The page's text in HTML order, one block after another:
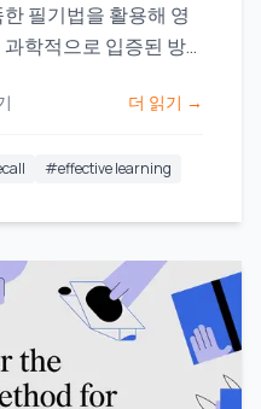
필기법을 활용해 영
학적으로 입증된 방
더 읽기 →
#effective learning